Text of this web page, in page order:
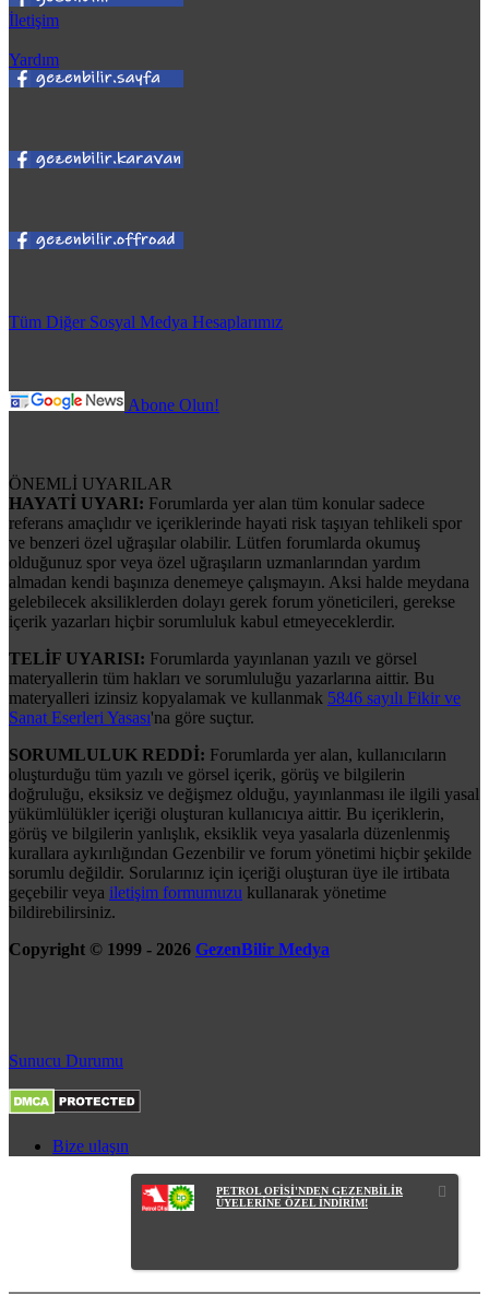
İletişim
Yardım
Tüm Diğer Sosyal Medya Hesaplarımız
Abone Olun!
ÖNEMLİ UYARILAR
HAYATİ UYARI: Forumlarda yer alan tüm konular sadece
referans amaçlıdır ve içeriklerinde hayati risk taşıyan tehlikeli spor
ve benzeri özel uğraşılar olabilir. Lütfen forumlarda okumuş
olduğunuz spor veya özel uğraşıların uzmanlarından yardım
almadan kendi başınıza denemeye çalışmayın. Aksi halde meydana
gelebilecek aksiliklerden dolayı gerek forum yöneticileri, gerekse
içerik yazarları hiçbir sorumluluk kabul etmeyeceklerdir.
TELİF UYARISI: Forumlarda yayınlanan yazılı ve görsel
materyallerin tüm hakları ve sorumluluğu yazarlarına aittir. Bu
materyalleri izinsiz kopyalamak ve kullanmak 5846 sayılı Fikir ve
Sanat Eserleri Yasası'na göre suçtur.
SORUMLULUK REDDİ: Forumlarda yer alan, kullanıcıların
oluşturduğu tüm yazılı ve görsel içerik, görüş ve bilgilerin
doğruluğu, eksiksiz ve değişmez olduğu, yayınlanması ile ilgili yasal
yükümlülükler içeriği oluşturan kullanıcıya aittir. Bu içeriklerin,
görüş ve bilgilerin yanlışlık, eksiklik veya yasalarla düzenlenmiş
kurallara aykırılığından Gezenbilir ve forum yönetimi hiçbir şekilde
sorumlu değildir. Sorularınız için içeriği oluşturan üye ile irtibata
geçebilir veya iletişim formumuzu kullanarak yönetime
bildirebilirsiniz.
Copyright © 1999 - 2026 GezenBilir Medya
Sunucu Durumu
Bize ulaşın
PETROL OFİSİ'NDEN GEZENBİLİR
ÜYELERİNE ÖZEL İNDİRİM!